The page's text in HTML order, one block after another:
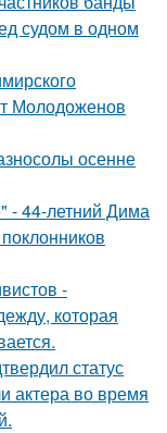
судом в одном
Молодоженов
осенне
- 44-летний Дима
-
которая
статус
актера во время